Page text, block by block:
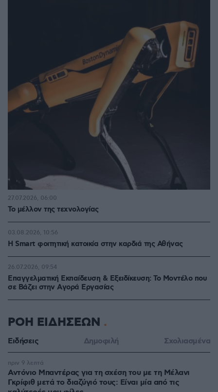
Το μέλλον της τεχνολογίας
27.07.2026, 06:00
Η Smart φοιτητική κατοικία στην καρδιά της Αθήνας
03.08.2026, 10:56
Επαγγελματική Εκπαίδευση & Εξειδίκευση: Το Mοντέλο που
σε Bάζει στην Aγορά Eργασίας
26.07.2026, 09:54
ΡΟΗ ΕΙΔΗΣΕΩΝ
Ειδήσεις Δημοφιλή Σχολιασμένα
Αντόνιο Μπαντέρας για τη σχέση του με τη Μέλανι
Γκρίφιθ μετά το διαζύγιό τους: Είναι μία από τις
πριν 9 λεπτά